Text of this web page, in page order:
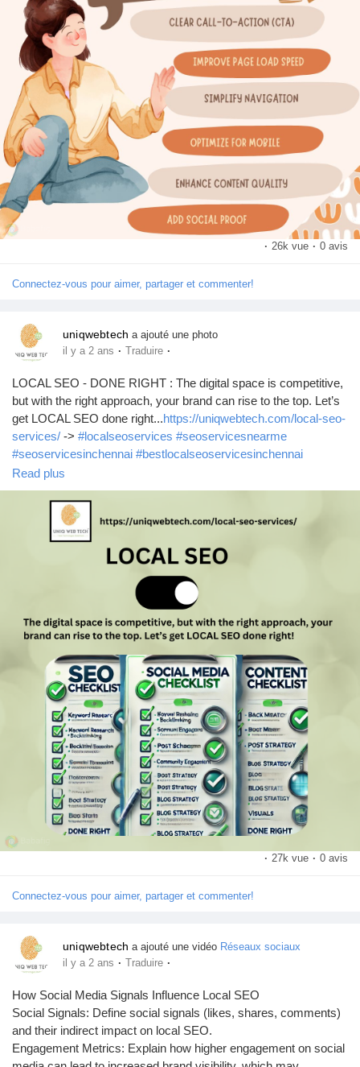
Pages aimées
Articles populaires
Découvrir les articles
Financement
Mes Offres
Emplois
Mes emplois
Cours
Film
Jeux
Développeurs
Récompenses
Affiliation Matrice 3x9
· 26k vue · 0 avis
Connectez-vous pour aimer, partager et commenter!
uniqwebtech a ajouté une photo
il y a 2 ans · Traduire ·
LOCAL SEO - DONE RIGHT : The digital space is competitive,
but with the right approach, your brand can rise to the top. Let’s
get LOCAL SEO done right...https://uniqwebtech.com/local-seo-
services/ -> #localseoservices #seoservicesnearme
#seoservicesinchennai #bestlocalseoservicesinchennai
#toplocalseoservicesinchennai
#toplocalseocompanyinchennai #localseoconsultantinchennai
#localseoservicesnearme
#LocalSEOchennai #seo #digitalmarketingcompany
Read plus
· 27k vue · 0 avis
Connectez-vous pour aimer, partager et commenter!
uniqwebtech a ajouté une vidéo Réseaux sociaux
il y a 2 ans · Traduire ·
How Social Media Signals Influence Local SEO
Social Signals: Define social signals (likes, shares, comments)
and their indirect impact on local SEO.
Engagement Metrics: Explain how higher engagement on social